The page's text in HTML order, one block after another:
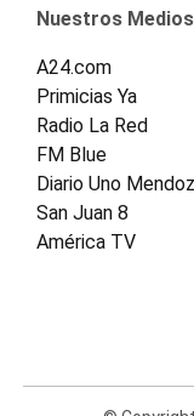
Nuestros Medios
A24.com
Primicias Ya
Radio La Red
FM Blue
Diario Uno
San Juan 8
América TV